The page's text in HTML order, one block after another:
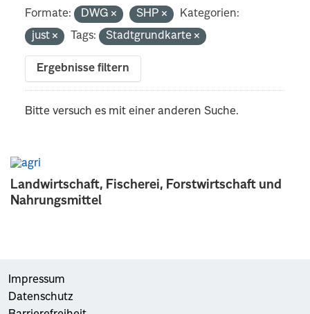
Landwirtschaft, Fischerei, Forstwirtschaft und
Nahrungsmittel
Formate: DWG SHP
Kategorien:
just
Tags: Stadtgrundkarte
Ergebnisse filtern
Bitte versuch es mit einer anderen Suche.
Impressum
Datenschutz